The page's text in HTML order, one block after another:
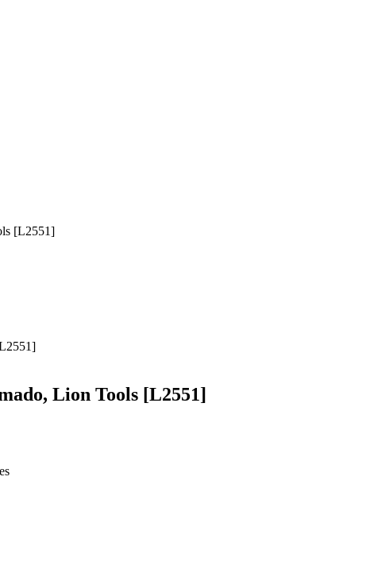
[L2551]
Lion Tools [L2551]